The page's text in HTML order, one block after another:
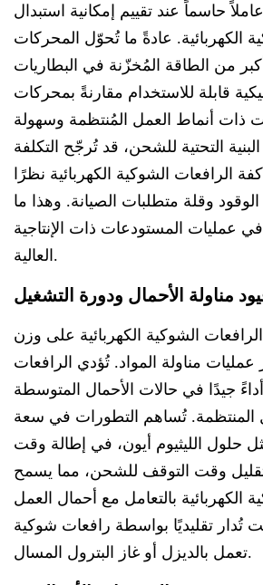
حاسماً عند تقييم إمكانية استبدال
الكهربائية. عادةً ما تُحوّل المحركات
أكبر من الطاقة المُخزّنة في البطاريات
قابلة للاستخدام مقارنةً بمحركات
ذات أنماط العمل المُنتظمة وسهولة
التحتية للشحن، قد تُرجّح التكلفة
كفة الرافعات الشوكية الكهربائية نظرًا
وقلة متطلبات الصيانة. وهذا ما
في عمليات المستودعات ذات الإنتاجية
العالية.
مناولة الأحمال ودورة التشغيل
الشوكية الكهربائية على وزن
عمليات مناولة المواد. تُؤدي الرافعات
أداءً جيدًا في حالات الأحمال المتوسطة
المنتظمة. تُساهم التطورات في سعة
حلول الليثيوم أيون، في إطالة وقت
وقت التوقف للشحن، مما يسمح
الكهربائية بالتعامل مع أحمال العمل
تُدار تقليديًا بواسطة رافعات شوكية
تعمل بالديزل أو غاز البترول المسال.